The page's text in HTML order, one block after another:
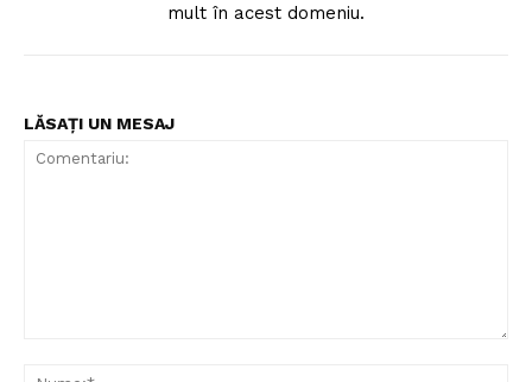
mult în acest domeniu.
LĂSAȚI UN MESAJ